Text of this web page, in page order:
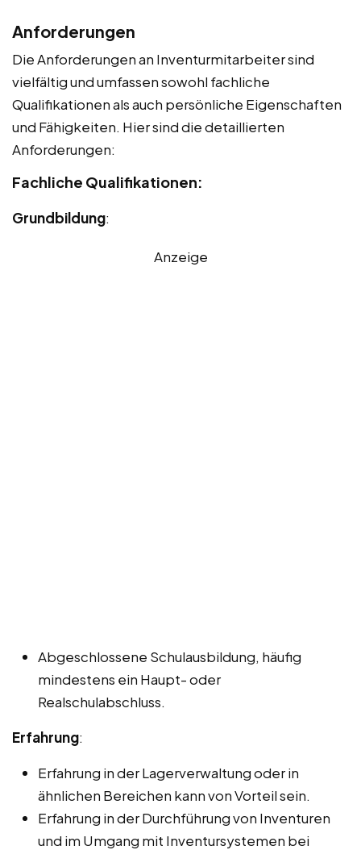
Anforderungen
Die Anforderungen an Inventurmitarbeiter sind
vielfältig und umfassen sowohl fachliche
Qualifikationen als auch persönliche Eigenschaften
und Fähigkeiten. Hier sind die detaillierten
Anforderungen:
Fachliche Qualifikationen:
Grundbildung:
Anzeige
Abgeschlossene Schulausbildung, häufig
mindestens ein Haupt- oder
Realschulabschluss.
Erfahrung:
Erfahrung in der Lagerverwaltung oder in
ähnlichen Bereichen kann von Vorteil sein.
Erfahrung in der Durchführung von Inventuren
und im Umgang mit Inventursystemen bei